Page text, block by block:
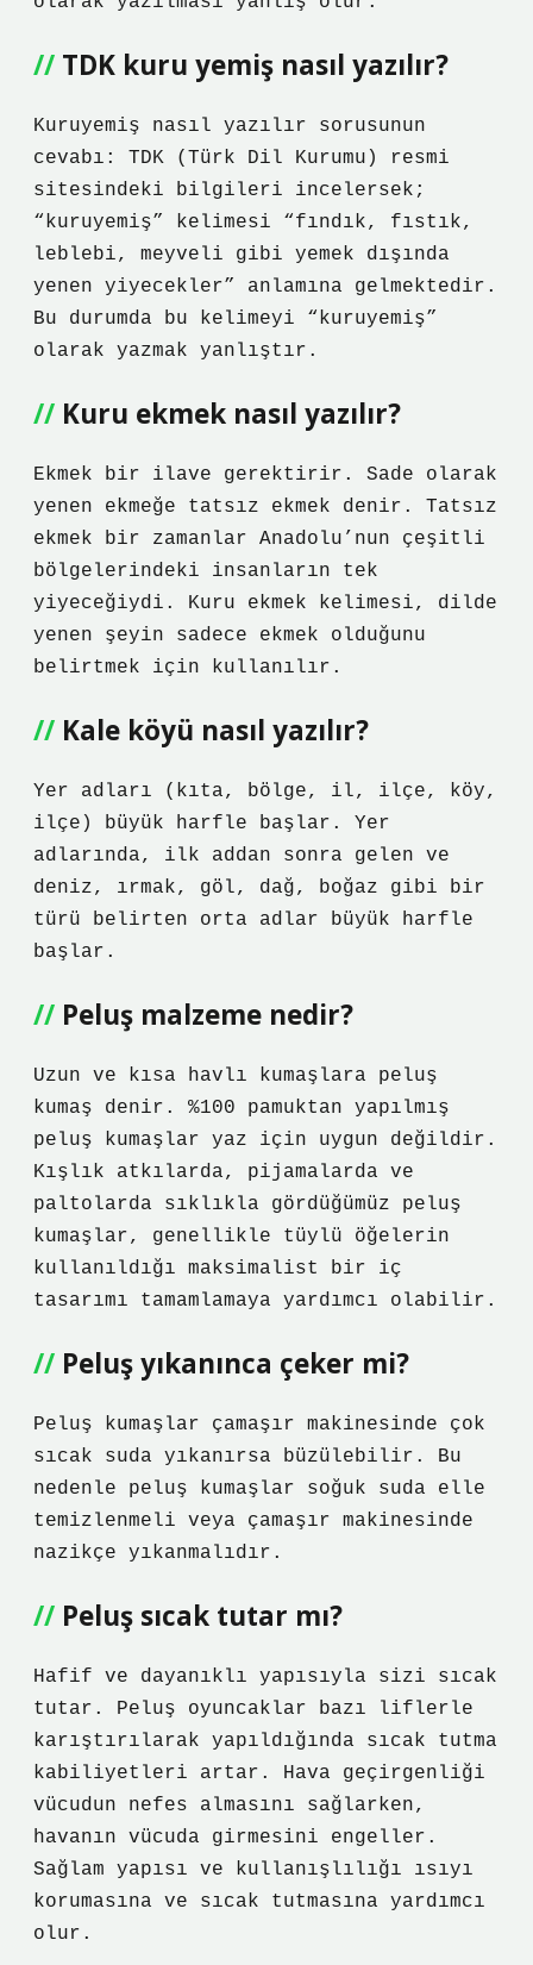
TDK kuru yemiş nasıl yazılır?
Kuruyemiş nasıl yazılır sorusunun
cevabı: TDK (Türk Dil Kurumu) resmi
sitesindeki bilgileri incelersek;
“kuruyemiş” kelimesi “fındık, fıstık,
leblebi, meyveli gibi yemek dışında
yenen yiyecekler” anlamına gelmektedir.
Bu durumda bu kelimeyi “kuruyemiş”
olarak yazmak yanlıştır.
Kuru ekmek nasıl yazılır?
Ekmek bir ilave gerektirir. Sade olarak
yenen ekmeğe tatsız ekmek denir. Tatsız
ekmek bir zamanlar Anadolu’nun çeşitli
bölgelerindeki insanların tek
yiyeceğiydi. Kuru ekmek kelimesi, dilde
yenen şeyin sadece ekmek olduğunu
belirtmek için kullanılır.
Kale köyü nasıl yazılır?
Yer adları (kıta, bölge, il, ilçe, köy,
ilçe) büyük harfle başlar. Yer
adlarında, ilk addan sonra gelen ve
deniz, ırmak, göl, dağ, boğaz gibi bir
türü belirten orta adlar büyük harfle
başlar.
Peluş malzeme nedir?
Uzun ve kısa havlı kumaşlara peluş
kumaş denir. %100 pamuktan yapılmış
peluş kumaşlar yaz için uygun değildir.
Kışlık atkılarda, pijamalarda ve
paltolarda sıklıkla gördüğümüz peluş
kumaşlar, genellikle tüylü öğelerin
kullanıldığı maksimalist bir iç
tasarımı tamamlamaya yardımcı olabilir.
Peluş yıkanınca çeker mi?
Peluş kumaşlar çamaşır makinesinde çok
sıcak suda yıkanırsa büzülebilir. Bu
nedenle peluş kumaşlar soğuk suda elle
temizlenmeli veya çamaşır makinesinde
nazikçe yıkanmalıdır.
Peluş sıcak tutar mı?
Hafif ve dayanıklı yapısıyla sizi sıcak
tutar. Peluş oyuncaklar bazı liflerle
karıştırılarak yapıldığında sıcak tutma
kabiliyetleri artar. Hava geçirgenliği
vücudun nefes almasını sağlarken,
havanın vücuda girmesini engeller.
Sağlam yapısı ve kullanışlılığı ısıyı
korumasına ve sıcak tutmasına yardımcı
olur.